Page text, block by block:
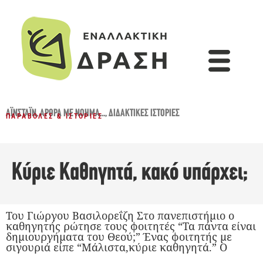
ΑΪΝΣΤΆΙΝ,ΆΡΘΡΑ ΜΕ ΝΌΗΜΑ...,ΔΙΔΑΚΤΙΚΈΣ ΙΣΤΟΡΊΕΣ
ΠΑΡΑΒΟΛΈΣ & ΙΣΤΟΡΊΕΣ
Κύριε Καθηγητά, κακό υπάρχει;
Του Γιώργου Βασιλορεΐζη Στο πανεπιστήμιο ο
καθηγητής ρώτησε τους φοιτητές “Τα πάντα είναι
δημιουργήματα του Θεού;” Ένας φοιτητής με
σιγουριά είπε “Μάλιστα,κύριε καθηγητά.” Ο